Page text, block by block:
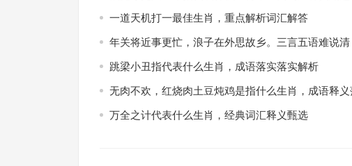
一道天机打一最佳生肖，重点解析词汇解答
年关将近事更忙，浪子在外思故乡。三言五语难说
跳梁小丑指代表什么生肖，成语落实落实解析
无肉不欢，红烧肉土豆炖鸡是指什么生肖，成语释
万全之计代表什么生肖，经典词汇释义甄选